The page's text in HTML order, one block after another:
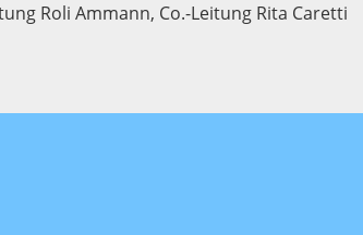
Roli Ammann, Co.-Leitung Rita Caretti